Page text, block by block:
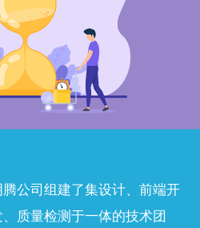
公司组建了集设计、前端开
质量检测于一体的技术团